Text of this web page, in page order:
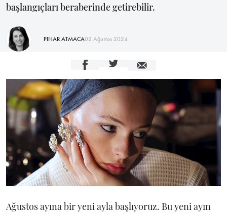
başlangıçları beraberinde getirebilir.
PINAR ATMACA02 Ağustos 2024
Ağustos ayına bir yeni ayla başlıyoruz. Bu yeni ayın